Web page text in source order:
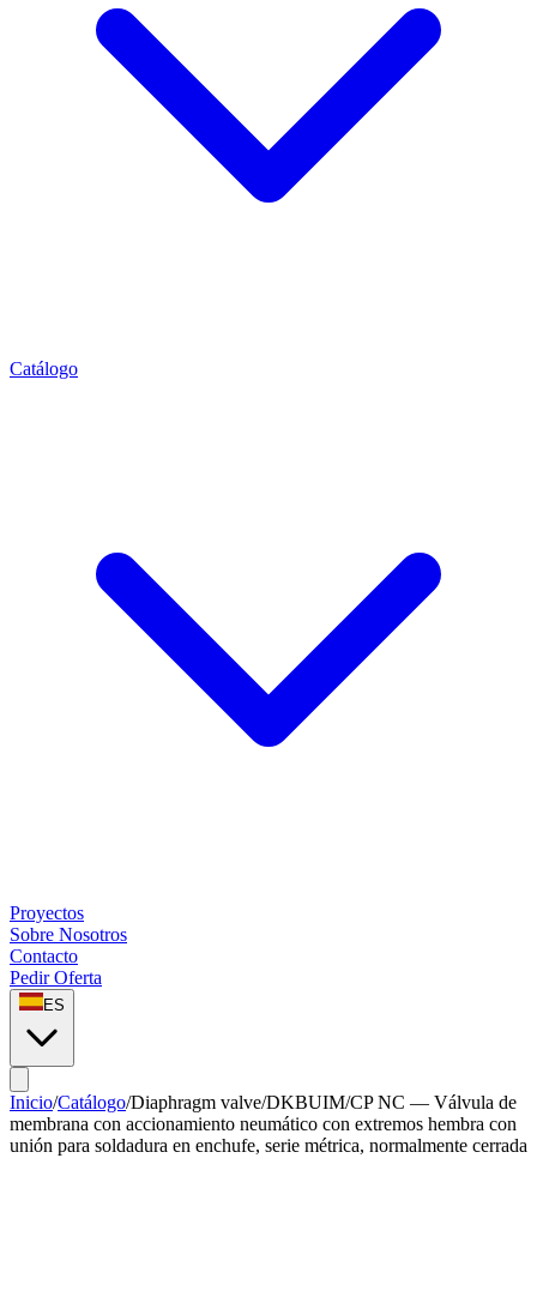
Catálogo
Proyectos
Sobre Nosotros
Contacto
Pedir Oferta
ES
Inicio/Catálogo/Diaphragm valve/DKBUIM/CP NC — Válvula de
membrana con accionamiento neumático con extremos hembra con
unión para soldadura en enchufe, serie métrica, normalmente cerrada